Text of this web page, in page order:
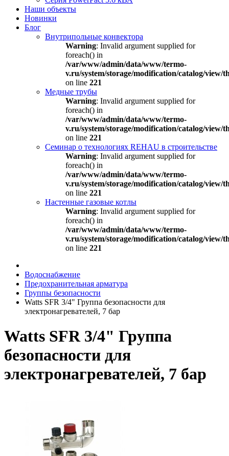
Наши объекты
Новинки
Блог
Внутрипольные конвектора
Warning: Invalid argument supplied for
foreach() in
/var/www/admin/data/www/termo-
v.ru/system/storage/modification/catalog/view/
on line 221
Медные трубы
Warning: Invalid argument supplied for
foreach() in
/var/www/admin/data/www/termo-
v.ru/system/storage/modification/catalog/view/
on line 221
Семинар о технологиях REHAU в строительстве
Warning: Invalid argument supplied for
foreach() in
/var/www/admin/data/www/termo-
v.ru/system/storage/modification/catalog/view/
on line 221
Настенные газовые котлы
Warning: Invalid argument supplied for
foreach() in
/var/www/admin/data/www/termo-
v.ru/system/storage/modification/catalog/view/
on line 221
Водоснабжение
Предохранительная арматура
Группы безопасности
Watts SFR 3/4" Группа безопасности для
электронагревателей, 7 бар
Watts SFR 3/4" Группа
безопасности для
электронагревателей, 7 бар